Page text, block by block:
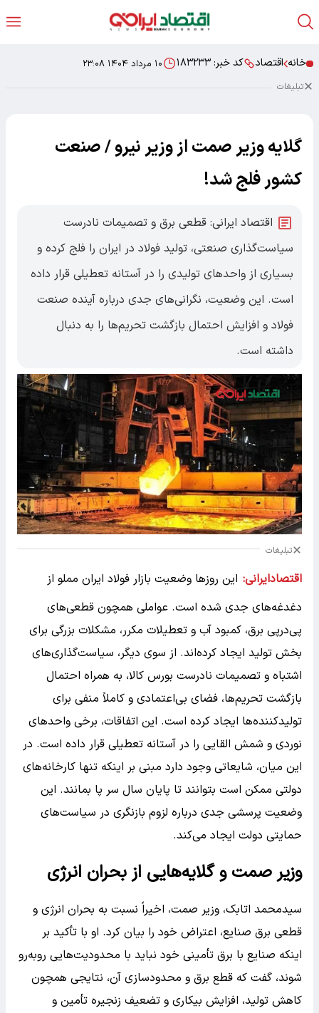
خانه اقتصاد کد خبر: ۱۸۳۲۳۳ ۱۰ مرداد ۱۴۰۴ ۲۳:۰۸
تبلیغات
گلایه وزیر صمت از وزیر نیرو / صنعت
کشور فلج شد!
اقتصاد ایرانی: قطعی برق و تصمیمات نادرست
سیاست‌گذاری صنعتی، تولید فولاد در ایران را فلج کرده و
بسیاری از واحدهای تولیدی را در آستانه تعطیلی قرار داده
است. این وضعیت، نگرانی‌های جدی درباره آینده صنعت
فولاد و افزایش احتمال بازگشت تحریم‌ها را به‌ دنبال
داشته است.
تبلیغات
اقتصادایرانی: این روزها وضعیت بازار فولاد ایران مملو از
دغدغه‌های جدی شده است. عواملی همچون قطعی‌های
پی‌درپی برق، کمبود آب و تعطیلات مکرر، مشکلات بزرگی برای
بخش تولید ایجاد کرده‌اند. از سوی دیگر، سیاست‌گذاری‌های
اشتباه و تصمیمات نادرست بورس کالا، به همراه احتمال
بازگشت تحریم‌ها، فضای بی‌اعتمادی و کاملاً منفی برای
تولیدکننده‌ها ایجاد کرده است. این اتفاقات، برخی واحدهای
نوردی و شمش القایی را در آستانه تعطیلی قرار داده است. در
این میان، شایعاتی وجود دارد مبنی بر اینکه تنها کارخانه‌های
دولتی ممکن است بتوانند تا پایان سال سر پا بمانند. این
وضعیت پرسشی جدی درباره لزوم بازنگری در سیاست‌های
حمایتی دولت ایجاد می‌کند.
وزیر صمت و گلایه‌هایی از بحران انرژی
سیدمحمد اتابک، وزیر صمت، اخیراً نسبت به بحران انرژی و
قطعی برق صنایع، اعتراض خود را بیان کرد. او با تأکید بر
اینکه صنایع با برق تأمینی خود نباید با محدودیت‌هایی روبه‌رو
شوند، گفت که قطع برق و محدودسازی آن، نتایجی همچون
کاهش تولید، افزایش بیکاری و تضعیف زنجیره تأمین و